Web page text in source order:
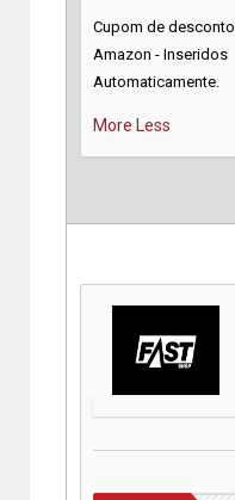
Cupom de desconto
Amazon - Inseridos
Automaticamente.
More Less